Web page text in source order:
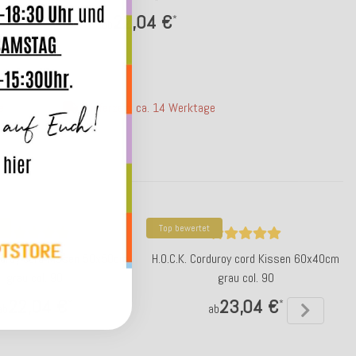
ab
22,04 €*
Lieferzeit: ca. 14 Werktage
cord Kissen 50x50cm
Top bewertet
H.O.C.K. Corduroy cord Kissen 60x40cm
grau col. 90
ab23,04 €*